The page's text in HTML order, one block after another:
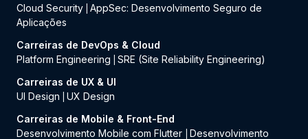
Cloud Security AppSec: Desenvolvimento Seguro de
Aplicações
Carreiras de DevOps & Cloud
Platform Engineering
SRE (Site Reliability Engineering)
Carreiras de UX & UI
UI Design
UX Design
Carreiras de Mobile & Front-End
Desenvolvimento Mobile com Flutter
Desenvolvimento